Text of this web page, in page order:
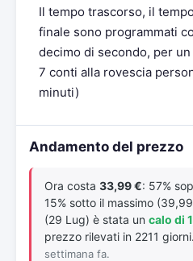
Il tempo trascorso, il
finale sono programmati
decimo di secondo, per un
7 conti alla rovescia
minuti)
Andamento del prezzo
Ora costa 33,99 €: 57%
15% sotto il massimo
(29 Lug) è stata un calo di
prezzo rilevati in 2211 giorni.
settimana fa.